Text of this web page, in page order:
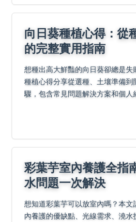
向日葵種植心得：從
的完整實用指南
想種出高大鮮豔的向日葵卻總是失
種植心得分享從選種、土壤準備到
驟，包含常見問題解決方案和個人
彩葉芋室內養護全指
水問題一次解決
想知道彩葉芋可以放室內嗎？本文
內養護的優缺點、光線需求、澆